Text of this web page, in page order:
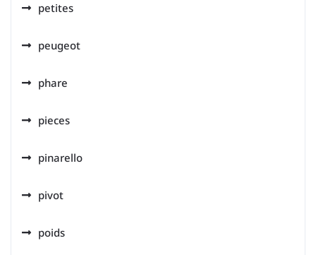
petites
peugeot
phare
pieces
pinarello
pivot
poids